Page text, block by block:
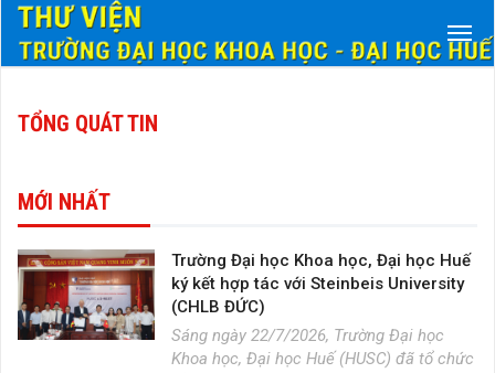
TỔNG QUÁT TIN
MỚI NHẤT
Trường Đại học Khoa học, Đại học Huế
ký kết hợp tác với Steinbeis University
(CHLB ĐỨC)
Sáng ngày 22/7/2026, Trường Đại học
Khoa học, Đại học Huế (HUSC) đã tổ chức